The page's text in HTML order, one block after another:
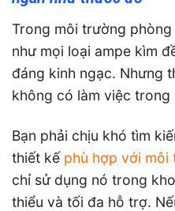
Trong môi trường phòng
như mọi loại ampe kìm
đáng kinh ngạc. Nhưng
không có làm việc trong
Bạn phải chịu khó tìm
thiết kế phù hợp với môi
chỉ sử dụng nó trong
thiểu và tối đa hỗ trợ.